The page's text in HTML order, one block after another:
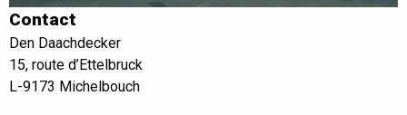
Contact
Den Daachdecker
15, route d’Ettelbruck
L-9173 Michelbouch